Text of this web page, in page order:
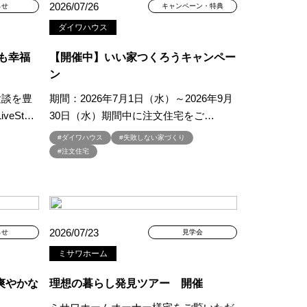
#ご成約特典
#ご来場予約フェア
やかハイム
#しっくい
#ひのき
ウトドアスタイル
#イベント情報
#インスタ
#オンライン相談会
#オーナー様の生の声が聴ける！
#カビ・ダニ・臭い
ッチン
#キッチンカー
せ
幸福
を豊
2026/07/26 キャンペーン・特典
ダイワハウス
【開催中】いい家つくろうキャンペー
ン
期間：2026年7月1日（水）～2026年9月
30日（水）期間中に注文住宅をご…
#ダイワハウス
#失敗しない家づくり
#注文住宅
せ
やかな
2026/07/23 見学会
ミサワホーム
理想の暮らし発見ツアー 開催